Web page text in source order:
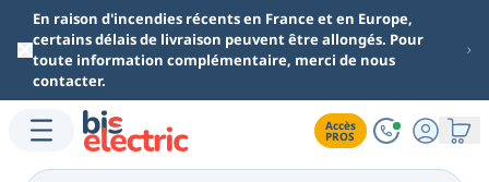
Aller au contenu principal
En raison d'incendies récents en France et en Europe,
certains délais de livraison peuvent être allongés. Pour
toute information complémentaire, merci de nous
contacter.
Accès
PROS